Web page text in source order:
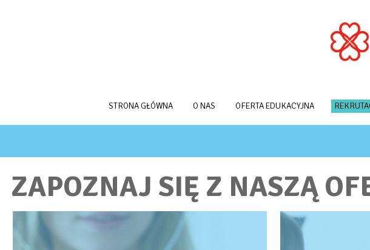
STRONA GŁÓWNA O NAS OFERTA EDUKACYJNA
ZAPOZNAJ SIĘ Z NASZĄ